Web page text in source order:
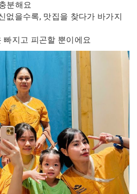
분해요
없을수록, 맛집을 찾다가 바가지
빠지고 피곤할 뿐이에요